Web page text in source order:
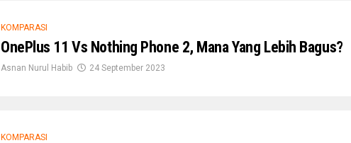
KOMPARASI
OnePlus 11 Vs Nothing Phone 2, Mana Yang Lebih Bagus?
Asnan Nurul Habib 24 September 2023
KOMPARASI